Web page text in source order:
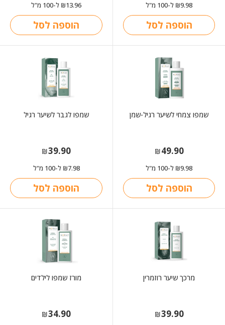
₪9.98 ל-100 מ"ל
הוספה לסל
₪13.96 ל-100 מ"ל
הוספה לסל
שמפו צמחי לשיער רגיל-שמן
₪49.90
₪9.98 ל-100 מ"ל
הוספה לסל
שמפו לגבר לשיער רגיל
₪39.90
₪7.98 ל-100 מ"ל
הוספה לסל
מרכך שיער רוזמרין
₪39.90
מורז שמפו לילדים
₪34.90